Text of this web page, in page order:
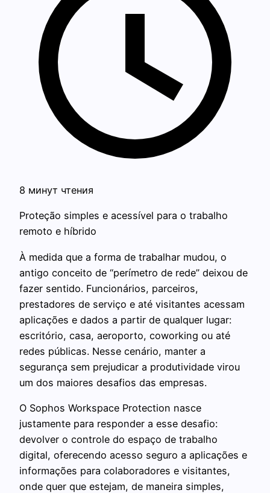
8 минут чтения
Proteção simples e acessível para o trabalho
remoto e híbrido
À medida que a forma de trabalhar mudou, o
antigo conceito de “perímetro de rede” deixou de
fazer sentido. Funcionários, parceiros,
prestadores de serviço e até visitantes acessam
aplicações e dados a partir de qualquer lugar:
escritório, casa, aeroporto, coworking ou até
redes públicas. Nesse cenário, manter a
segurança sem prejudicar a produtividade virou
um dos maiores desafios das empresas.
O Sophos Workspace Protection nasce
justamente para responder a esse desafio:
devolver o controle do espaço de trabalho
digital, oferecendo acesso seguro a aplicações e
informações para colaboradores e visitantes,
onde quer que estejam, de maneira simples,